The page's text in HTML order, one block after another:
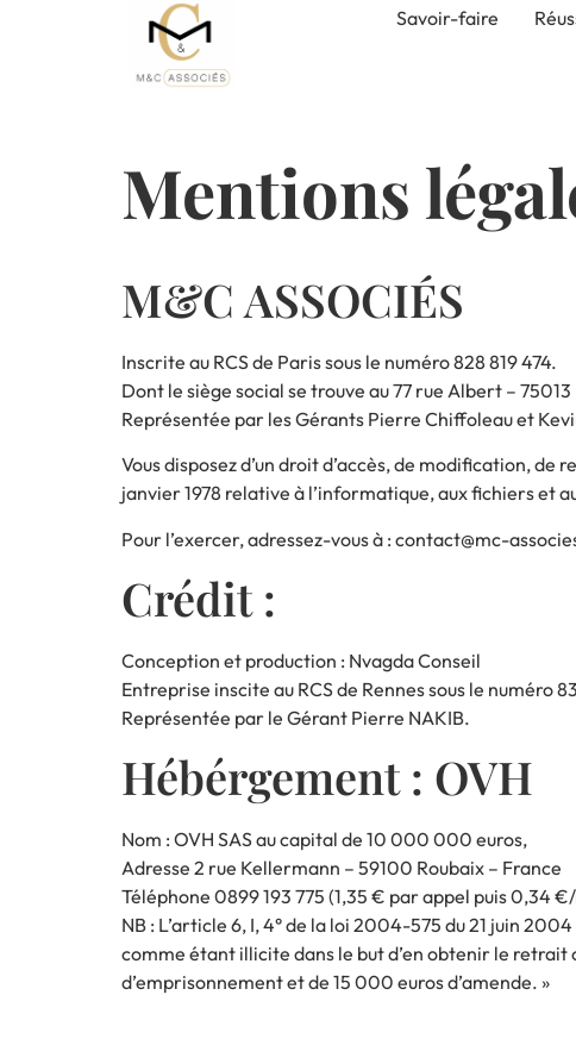
Savoir-faire
Mentions
M&C ASSOCIÉS
Inscrite au RCS de Paris sous le numéro 828 819 474.
Dont le siège social se trouve au 77 rue Albert – 75013
Représentée par les Gérants Pierre Chiffoleau et
Vous disposez d’un droit d’accès, de modification,
janvier 1978 relative à l’informatique, aux fichiers et
Pour l’exercer, adressez-vous à : contact@mc-
Crédit :
Conception et production : Nvagda Conseil
Entreprise inscite au RCS de Rennes sous le numéro
Représentée par le Gérant Pierre NAKIB.
Hébérgement : OVH
Nom : OVH SAS au capital de 10 000 000 euros,
Adresse 2 rue Kellermann – 59100 Roubaix – France
Téléphone 0899 193 775 (1,35 € par appel puis 0,34
NB : L’article 6, I, 4° de la loi 2004-575 du 21 juin
comme étant illicite dans le but d’en obtenir le retrait
d’emprisonnement et de 15 000 euros d’amende. »